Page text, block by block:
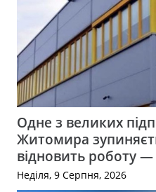
Одне з великих
Житомира
відновить роботу
Неділя, 9 Серпня, 2026